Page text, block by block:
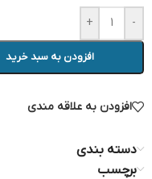
-
+
افزودن به سبد خرید
افزودن به علاقه مندی
دسته بندی
برچسب